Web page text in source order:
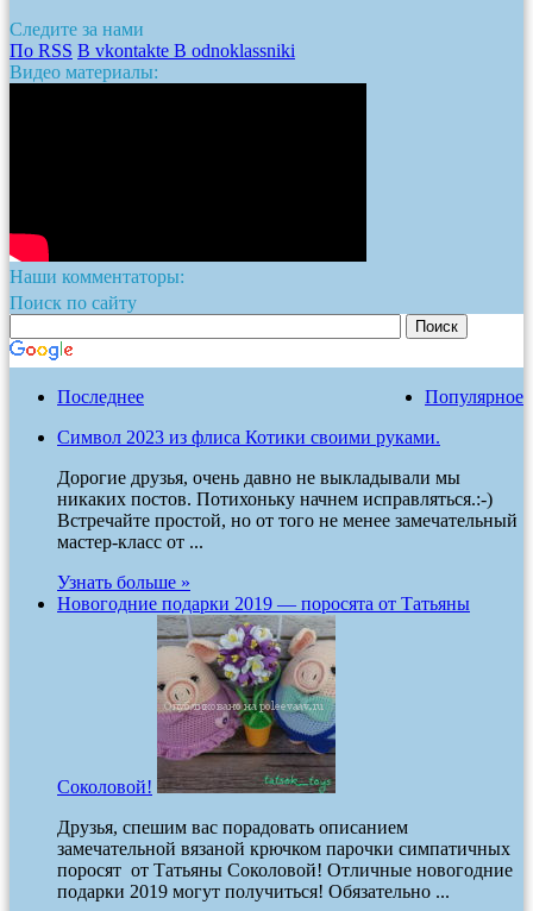
Следите за нами
По RSS В vkontakte В odnoklassniki
Видео материалы:
Наши комментаторы:
Поиск по сайту
Популярное
Последнее
Символ 2023 из флиса Котики своими руками.
Дорогие друзья, очень давно не выкладывали мы
никаких постов. Потихоньку начнем исправляться.:-)
Встречайте простой, но от того не менее замечательный
мастер-класс от ...
Узнать больше »
Новогодние подарки 2019 — поросята от Татьяны
Соколовой!
Друзья, спешим вас порадовать описанием
замечательной вязаной крючком парочки симпатичных
поросят от Татьяны Соколовой! Отличные новогодние
подарки 2019 могут получиться! Обязательно ...